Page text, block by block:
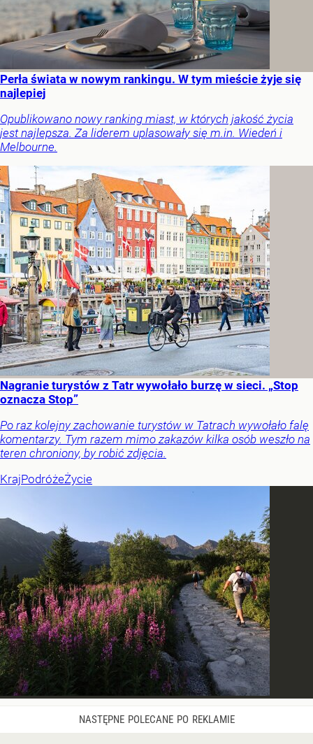
Perła świata w nowym rankingu. W tym mieście żyje się
najlepiej
Opublikowano nowy ranking miast, w których jakość życia
jest najlepsza. Za liderem uplasowały się m.in. Wiedeń i
Melbourne.
Nagranie turystów z Tatr wywołało burzę w sieci. „Stop
oznacza Stop”
Po raz kolejny zachowanie turystów w Tatrach wywołało falę
komentarzy. Tym razem mimo zakazów kilka osób weszło na
teren chroniony, by robić zdjęcia.
KrajPodróżeŻycie